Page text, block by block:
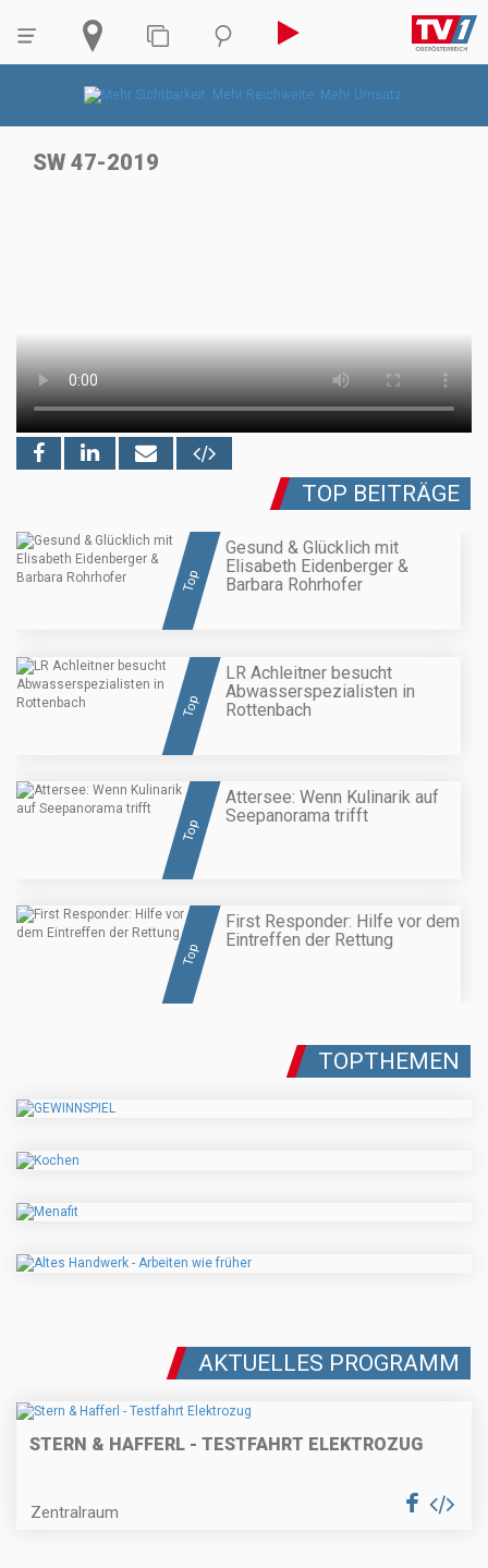
SW 47-2019
TOP BEITRÄGE
Top
Gesund & Glücklich mit
Elisabeth Eidenberger &
Barbara Rohrhofer
Top
LR Achleitner besucht
Abwasserspezialisten in
Rottenbach
Top
Attersee: Wenn Kulinarik auf
Seepanorama trifft
Top
First Responder: Hilfe vor dem
Eintreffen der Rettung
TOPTHEMEN
AKTUELLES PROGRAMM
STERN & HAFFERL - TESTFAHRT ELEKTROZUG
Zentralraum